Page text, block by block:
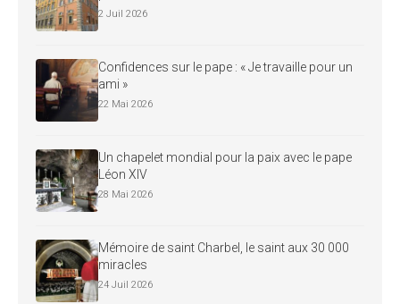
2 Juil 2026
Confidences sur le pape : « Je travaille pour un
ami »
22 Mai 2026
Un chapelet mondial pour la paix avec le pape
Léon XIV
28 Mai 2026
Mémoire de saint Charbel, le saint aux 30 000
miracles
24 Juil 2026